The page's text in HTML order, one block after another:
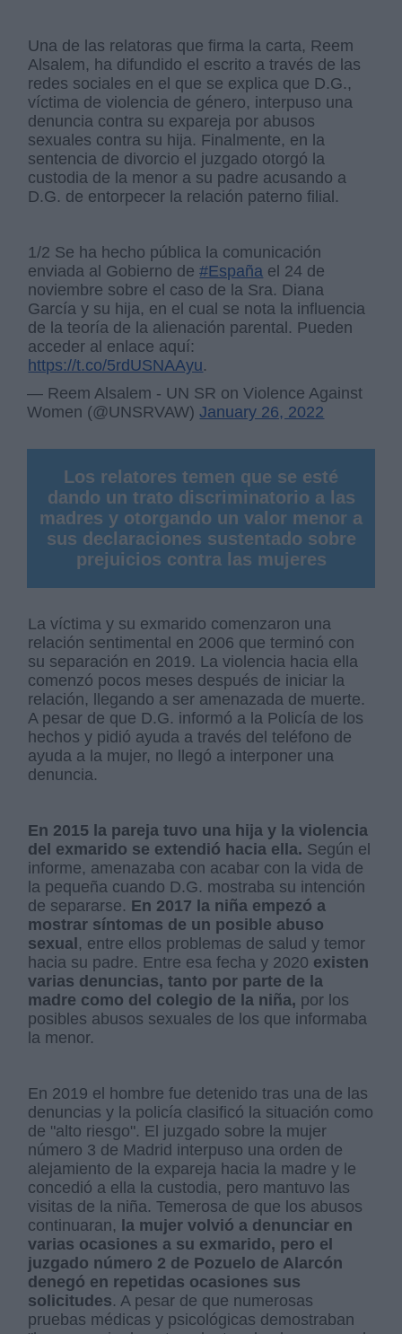
Una de las relatoras que firma la carta, Reem
Alsalem, ha difundido el escrito a través de las
redes sociales en el que se explica que D.G.,
víctima de violencia de género, interpuso una
denuncia contra su expareja por abusos
sexuales contra su hija. Finalmente, en la
sentencia de divorcio el juzgado otorgó la
custodia de la menor a su padre acusando a
D.G. de entorpecer la relación paterno filial.
1/2 Se ha hecho pública la comunicación
enviada al Gobierno de#España el 24 de
noviembre sobre el caso de la Sra. Diana
García y su hija, en el cual se nota la influencia
de la teoría de la alienación parental. Pueden
acceder al enlace aquí:
https://t.co/5rdUSNAAyu.
— Reem Alsalem - UN SR on Violence Against
Women (@UNSRVAW)January 26, 2022
Los relatores temen que se esté
dando un trato discriminatorio a las
madres y otorgando un valor menor a
sus declaraciones sustentado sobre
prejuicios contra las mujeres
La víctima y su exmarido comenzaron una
relación sentimental en 2006 que terminó con
su separación en 2019. La violencia hacia ella
comenzó pocos meses después de iniciar la
relación, llegando a ser amenazada de muerte.
A pesar de que D.G. informó a la Policía de los
hechos y pidió ayuda a través del teléfono de
ayuda a la mujer, no llegó a interponer una
denuncia.
En 2015 la pareja tuvo una hija y la violencia
del exmarido se extendió hacia ella. Según el
informe, amenazaba con acabar con la vida de
la pequeña cuando D.G. mostraba su intención
de separarse. En 2017 la niña empezó a
mostrar síntomas de un posible abuso
sexual, entre ellos problemas de salud y temor
hacia su padre. Entre esa fecha y 2020 existen
varias denuncias, tanto por parte de la
madre como del colegio de la niña, por los
posibles abusos sexuales de los que informaba
la menor.
En 2019 el hombre fue detenido tras una de las
denuncias y la policía clasificó la situación como
de "alto riesgo". El juzgado sobre la mujer
número 3 de Madrid interpuso una orden de
alejamiento de la expareja hacia la madre y le
concedió a ella la custodia, pero mantuvo las
visitas de la niña. Temerosa de que los abusos
continuaran, la mujer volvió a denunciar en
varias ocasiones a su exmarido, pero el
juzgado número 2 de Pozuelo de Alarcón
denegó en repetidas ocasiones sus
solicitudes. A pesar de que numerosas
pruebas médicas y psicológicas demostraban